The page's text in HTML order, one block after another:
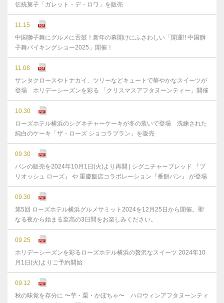
伝統菓子「ガレット・デ・ロワ」を販売
11.15
中国獅子舞にグルメに舌鼓！新年の幕開けにふさわしい「開運!! 中国獅
子舞バイキングショー2025」開催！
11.08
サンタクロースやトナカイ、ツリーなどキュートで華やかなスイーツが
登場 ホリデーシーズンを彩る 「クリスマスアフタヌーンティー」開催
10.30
ローズホテル横浜のシグネチャーケーキが冬の装いで登場 洗練された
純白のケーキ「ザ・ローズ ショコラブラン」を販売
09.30
パンの販売を2024年10月1日(火)より再開 | シグニチャーブレッド 『ブ
リオッシュ ローズ』 や 重慶飯店コラボレーション『番餅パン』 が登場
09.30
第5回 ローズホテル横浜グルメサミット2024を12月25日から開催。聖
なる夜から始まる至高の3日間をお楽しみください。
09.25
ホリデーシーズンを彩るローズホテル横浜の贅沢なスイーツ 2024年10
月1日(火)よりご予約開始
09.12
秋の味覚を存分に 〜芋・栗・かぼちゃ〜 ハロウィンアフタヌーンティ